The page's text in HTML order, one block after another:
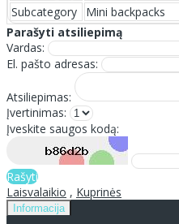
Subcategory
Mini backpacks
Parašyti atsiliepimą
Vardas:
El. pašto adresas:
Atsiliepimas:
Įvertinimas:
Įveskite saugos kodą:
Rašyti
Laisvalaikio , Kuprinės
Informacija